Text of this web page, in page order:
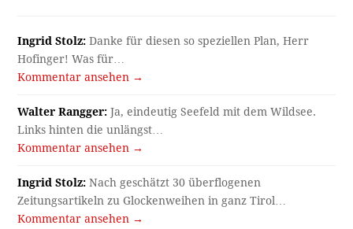
Ingrid Stolz: Danke für diesen so speziellen Plan, Herr
Hofinger! Was für…
Kommentar ansehen →
Walter Rangger: Ja, eindeutig Seefeld mit dem Wildsee.
Links hinten die unlängst…
Kommentar ansehen →
Ingrid Stolz: Nach geschätzt 30 überflogenen
Zeitungsartikeln zu Glockenweihen in ganz Tirol…
Kommentar ansehen →